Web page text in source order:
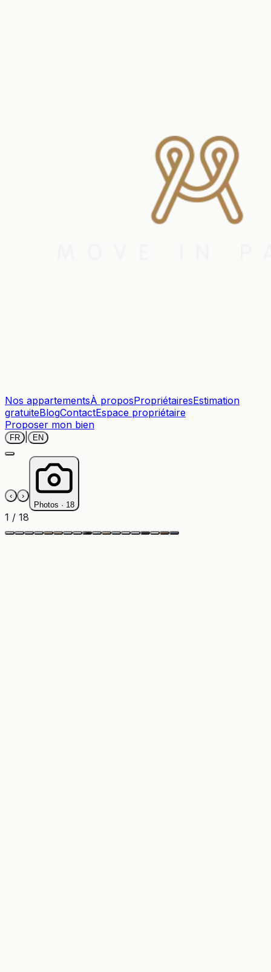
Nos appartementsÀ proposPropriétairesEstimation
gratuiteBlogContactEspace propriétaire
Proposer mon bien
FR EN
‹
›
Photos · 18
1 / 18